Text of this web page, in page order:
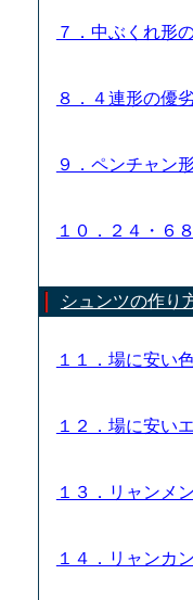
７．中ぶくれ形
８．４連形の優
９．ペンチャン
１０．２４・６
シュンツの作り
１１．場に安い
１２．場に安い
１３．リャンメ
１４．リャンカ